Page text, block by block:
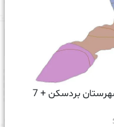
نقشه شیپ‌ فایل اقلیم‌شناسی شهرستان بردسکن + 7